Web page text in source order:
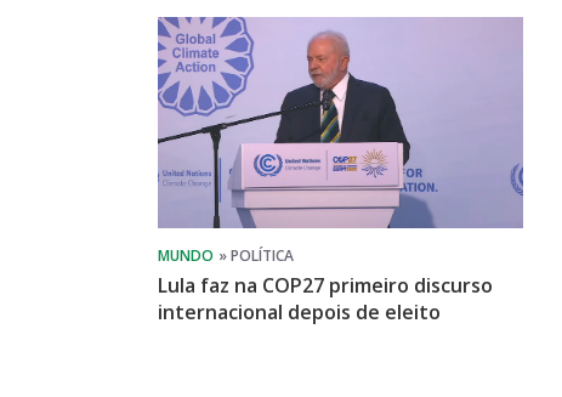
Lula faz na COP27 primeiro discurso
internacional depois de eleito